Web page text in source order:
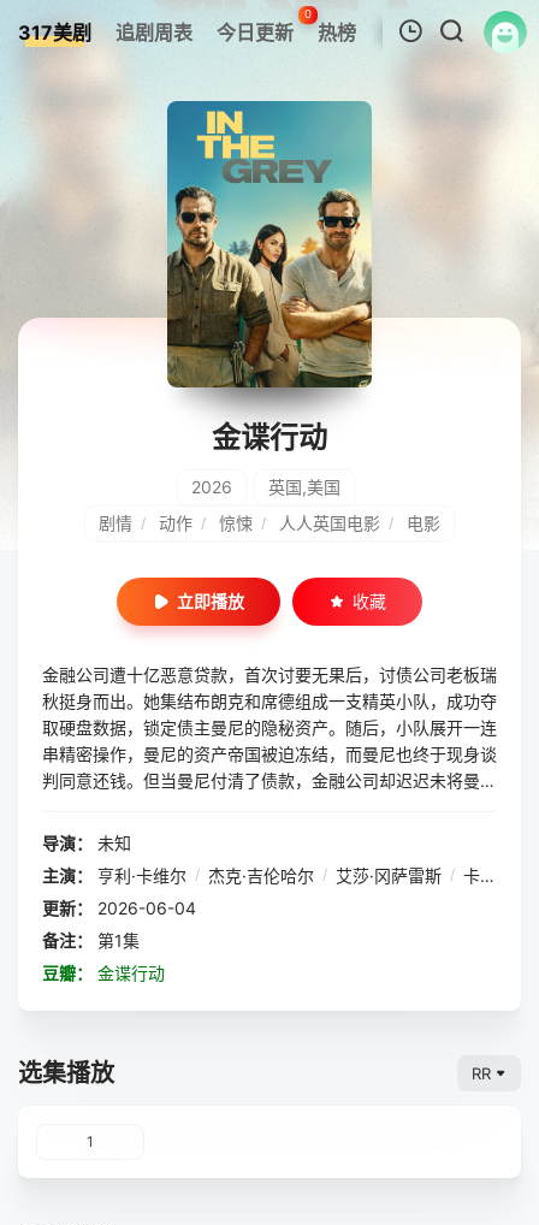
317美剧 追剧周表 今日更新
0
热榜 APP
暂无观看影片的记录
金谍行动
2026
英国,美国
剧情 / 动作 / 惊悚 / 人人英国电影 / 电影
立即播放 收藏
金融公司遭十亿恶意贷款，首次讨要无果后，讨债公司老板瑞
秋挺身而出。她集结布朗克和席德组成一支精英小队，成功夺
取硬盘数据，锁定债主曼尼的隐秘资产。随后，小队展开一连
串精密操作，曼尼的资产帝国被迫冻结，而曼尼也终于现身谈
判同意还钱。但当曼尼付清了债款，金融公司却迟迟未将曼尼
小队是否能成功将瑞秋救出，而曼尼又将受到怎样的恐怖惩罚
导演：
未知
主演：
亨利·卡维尔 / 杰克·吉伦哈尔 / 艾莎·冈萨雷斯 / 卡洛斯·巴登
更新：
2026-06-04
备注：
第1集
豆瓣：
金谍行动
选集播放 RR
1